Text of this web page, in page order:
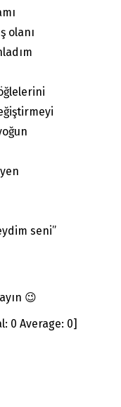
olanı
seni”
😉
0 Average: 0]